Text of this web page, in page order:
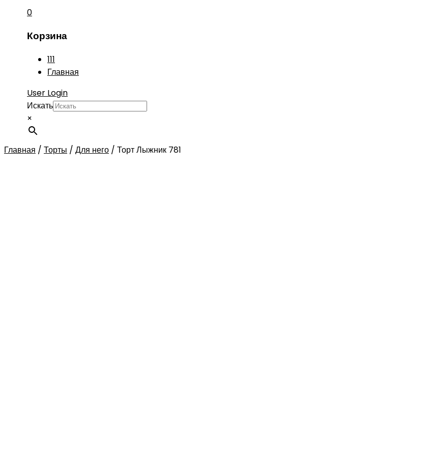
0
Корзина
111
Главная
User Login
Искать
×
Главная / Торты / Для него / Торт Лыжник 781